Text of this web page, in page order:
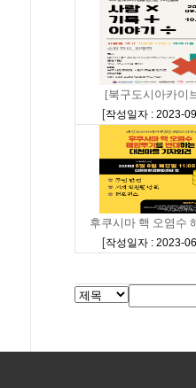
[북구도시아카이
[작성일자 : 2023-
후쿠시마 핵 오염수
[작성일자 : 2023-